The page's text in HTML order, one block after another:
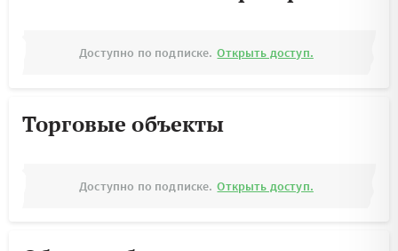
Доступно по подписке. Открыть доступ.
Торговые объекты
Доступно по подписке. Открыть доступ.